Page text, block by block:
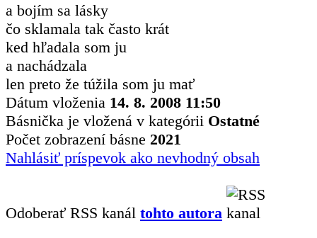
a bojím sa lásky
čo sklamala tak často krát
ked hľadala som ju
a nachádzala
len preto že túžila som ju mať
Dátum vloženia 14. 8. 2008 11:50
Básnička je vložená v kategórii Ostatné
Počet zobrazení básne 2021
Nahlásiť príspevok ako nevhodný obsah
Odoberať RSS kanál tohto autora